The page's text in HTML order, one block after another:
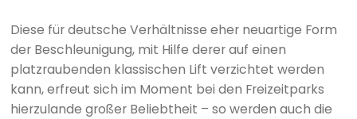
Diese für deutsche Verhältnisse eher neuartige Form
der Beschleunigung, mit Hilfe derer auf einen
platzraubenden klassischen Lift verzichtet werden
kann, erfreut sich im Moment bei den Freizeitparks
hierzulande großer Beliebtheit – so werden auch die